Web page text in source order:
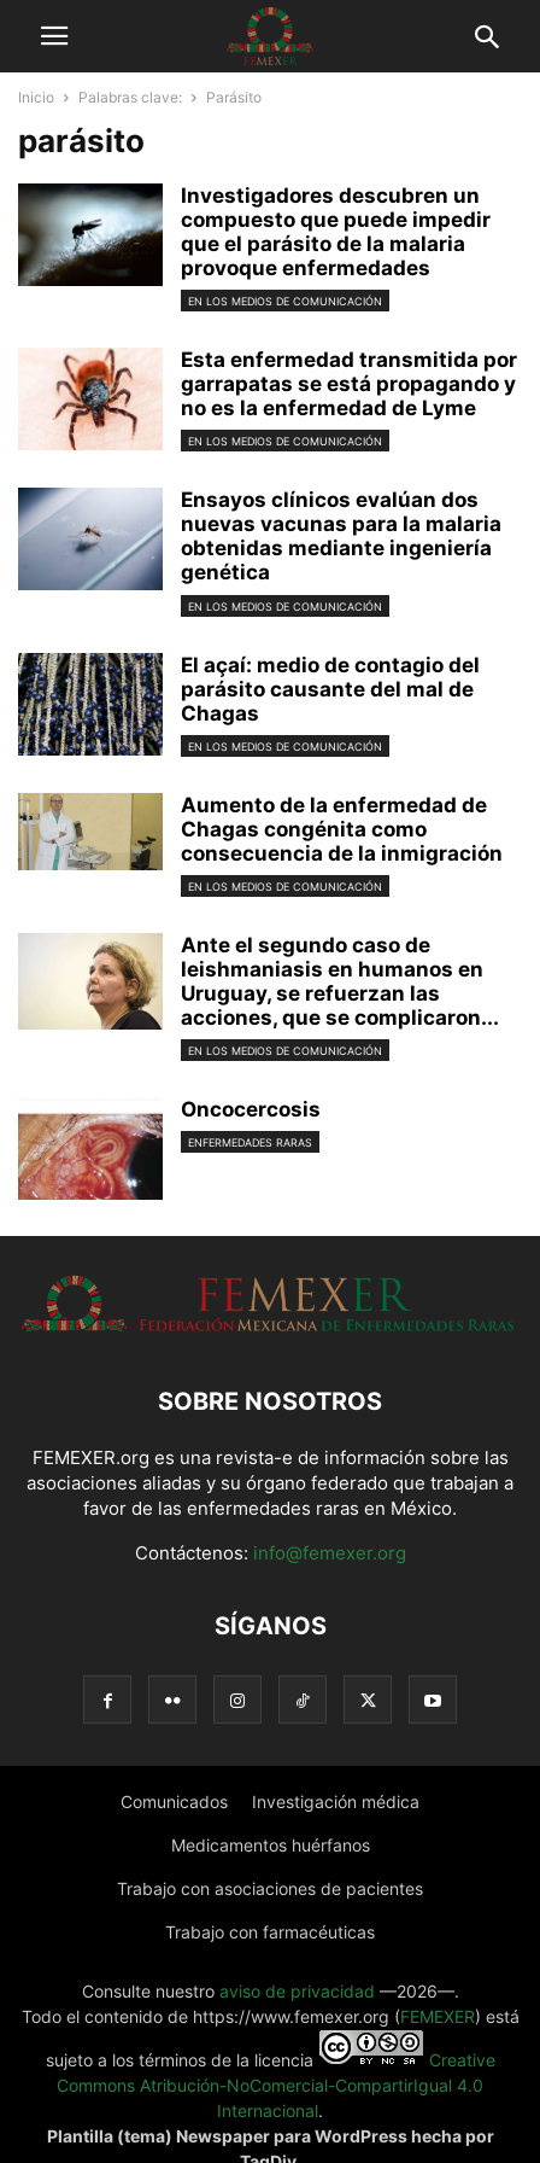
Inicio Palabras clave: Parásito
parásito
Investigadores descubren un
compuesto que puede impedir
que el parásito de la malaria
provoque enfermedades
EN LOS MEDIOS DE COMUNICACIÓN
Esta enfermedad transmitida por
garrapatas se está propagando y
no es la enfermedad de Lyme
EN LOS MEDIOS DE COMUNICACIÓN
Ensayos clínicos evalúan dos
nuevas vacunas para la malaria
obtenidas mediante ingeniería
genética
EN LOS MEDIOS DE COMUNICACIÓN
El açaí: medio de contagio del
parásito causante del mal de
Chagas
EN LOS MEDIOS DE COMUNICACIÓN
Aumento de la enfermedad de
Chagas congénita como
consecuencia de la inmigración
EN LOS MEDIOS DE COMUNICACIÓN
Ante el segundo caso de
leishmaniasis en humanos en
Uruguay, se refuerzan las
acciones, que se complicaron...
EN LOS MEDIOS DE COMUNICACIÓN
Oncocercosis
ENFERMEDADES RARAS
SOBRE NOSOTROS
FEMEXER.org es una revista-e de información sobre las
asociaciones aliadas y su órgano federado que trabajan a
favor de las enfermedades raras en México.
Contáctenos: info@femexer.org
SÍGANOS
Comunicados Investigación médica
Medicamentos huérfanos
Trabajo con asociaciones de pacientes
Trabajo con farmacéuticas
Consulte nuestro aviso de privacidad —2026—.
Todo el contenido de https://www.femexer.org (FEMEXER) está
sujeto a los términos de la licencia
Creative
Commons Atribución-NoComercial-CompartirIgual 4.0
Internacional.
Plantilla (tema) Newspaper para WordPress hecha por